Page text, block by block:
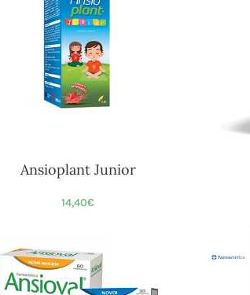
Ansioplant Junior
14,40€